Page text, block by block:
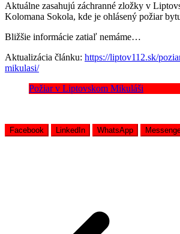
Aktuálne zasahujú záchranné zložky v
Kolomana Sokola, kde je ohlásený požiar
Bližšie informácie zatiaľ nemáme…
Aktualizácia článku: https://liptov112.sk/
mikulasi/
Požiar v Liptovskom Mikuláši
Facebook LinkedIn WhatsApp